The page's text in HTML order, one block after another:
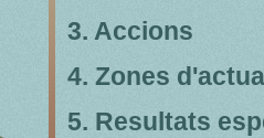
3. Accions
4. Zones
5. Resultats